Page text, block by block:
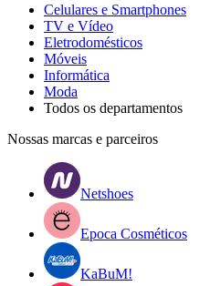
Celulares e Smartphones
TV e Vídeo
Eletrodomésticos
Móveis
Informática
Moda
Todos os departamentos
Nossas marcas e parceiros
Netshoes
Epoca Cosméticos
KaBuM!